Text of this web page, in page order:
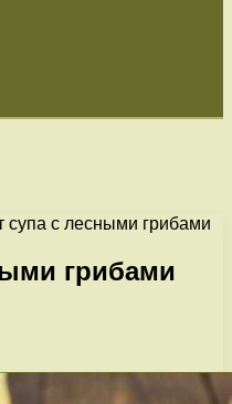
супа с лесными грибами
грибами